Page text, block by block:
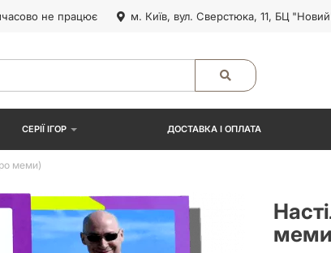
не працює м. Київ, вул. Сверстюка, 11, БЦ
СЕРІЇ ІГОР ДОСТАВКА І ОПЛАТА
меми)